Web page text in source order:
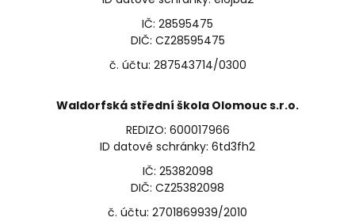
IČ: 28595475
DIČ: CZ28595475
č. účtu: 287543714/0300
Waldorfská střední škola Olomouc s.r.o.
REDIZO: 600017966
ID datové schránky: 6td3fh2
IČ: 25382098
DIČ: CZ25382098
č. účtu: 2701869939/2010